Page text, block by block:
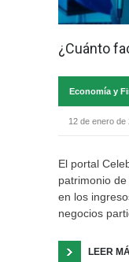
¿Cuánto
Economía y
12 de enero de
El portal
patrimonio
en los
negocios
LEER